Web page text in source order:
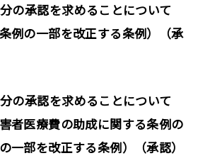
の承認を求めることについて
例の一部を改正する条例）（承
の承認を求めることについて
者医療費の助成に関する条例の
一部を改正する条例）（承認）